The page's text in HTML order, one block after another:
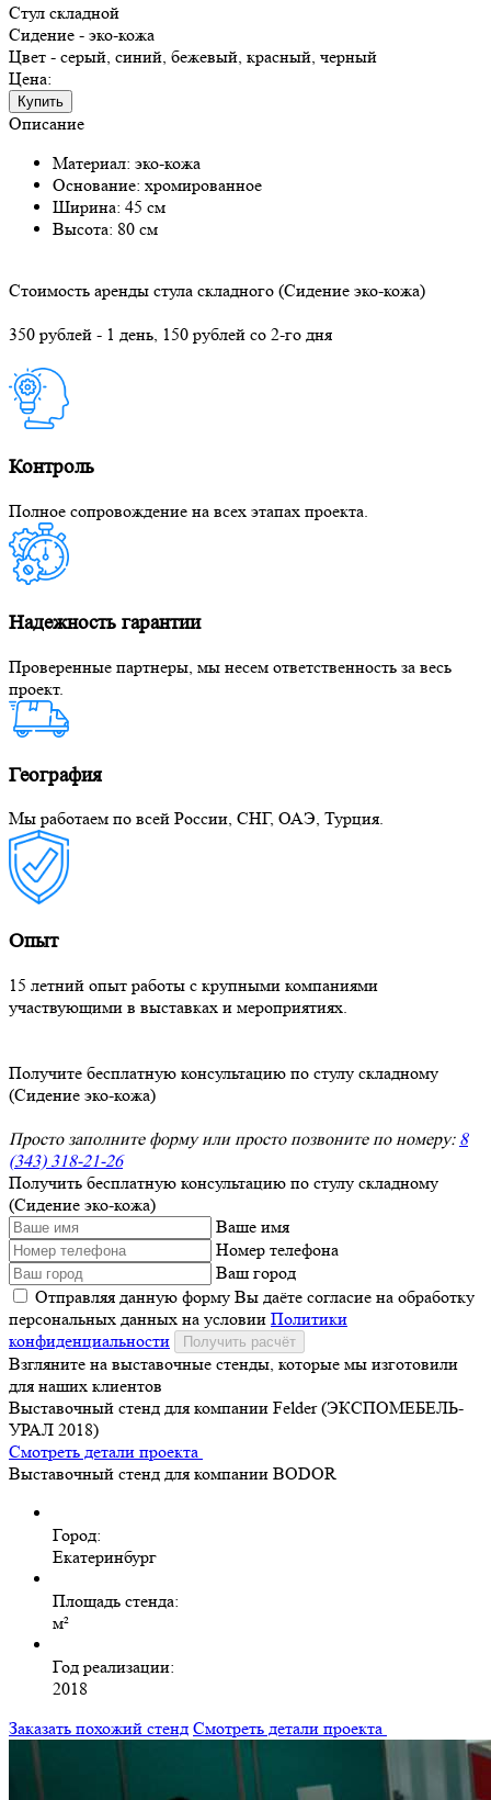
Стул складной
Сидение - эко-кожа
Цвет - серый, синий, бежевый, красный, черный
Цена:
Купить
Описание
Материал: эко-кожа
Основание: хромированное
Ширина: 45 см
Высота: 80 см
Стоимость аренды стула складного (Сидение эко-кожа)
350 рублей - 1 день, 150 рублей со 2-го дня
Контроль
Полное сопровождение на всех этапах проекта.
Надежность гарантии
Проверенные партнеры, мы несем ответственность за весь
проект.
География
Мы работаем по всей России, СНГ, ОАЭ, Турция.
Опыт
15 летний опыт работы с крупными компаниями
участвующими в выставках и мероприятиях.
Получите бесплатную консультацию по стулу складному
(Сидение эко-кожа)
Просто заполните форму или просто позвоните по номеру: 8
(343) 318-21-26
Получить бесплатную консультацию по стулу складному
(Сидение эко-кожа)
Ваше имя
Номер телефона
Ваш город
Отправляя данную форму Вы даёте согласие на обработку
персональных данных на условии Политики
конфиденциальности
Получить расчёт
Взгляните на выставочные стенды, которые мы изготовили
для наших клиентов
Выставочный стенд для компании Felder (ЭКСПОМЕБЕЛЬ-
УРАЛ 2018)
Смотреть детали проекта
Выставочный стенд для компании BODOR
Город:
Екатеринбург
Площадь стенда:
м²
Год реализации:
2018
Заказать похожий стенд Смотреть детали проекта